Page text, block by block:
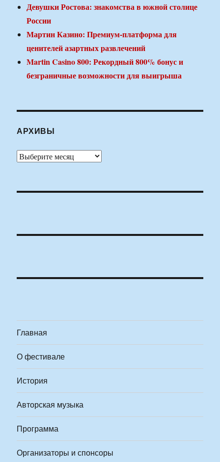
Девушки Ростова: знакомства в южной столице
России
Мартин Казино: Премиум-платформа для
ценителей азартных развлечений
Martin Casino 800: Рекордный 800% бонус и
безграничные возможности для выигрыша
АРХИВЫ
Архивы
Главная
О фестивале
История
Авторская музыка
Программа
Организаторы и спонсоры